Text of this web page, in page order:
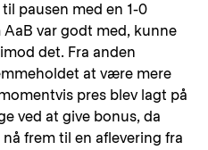
pausen med en 1-0
var godt med, kunne
det. Fra anden
at være mere
pres blev lagt på
ved at give bonus, da
frem til en aflevering fra